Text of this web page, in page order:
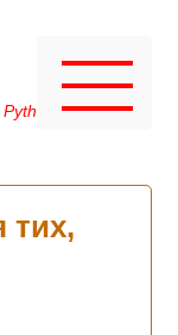
для тих,
тих,